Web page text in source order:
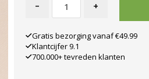
- +
Gratis bezorging vanaf €49.99
Klantcijfer 9.1
700.000+ tevreden klanten